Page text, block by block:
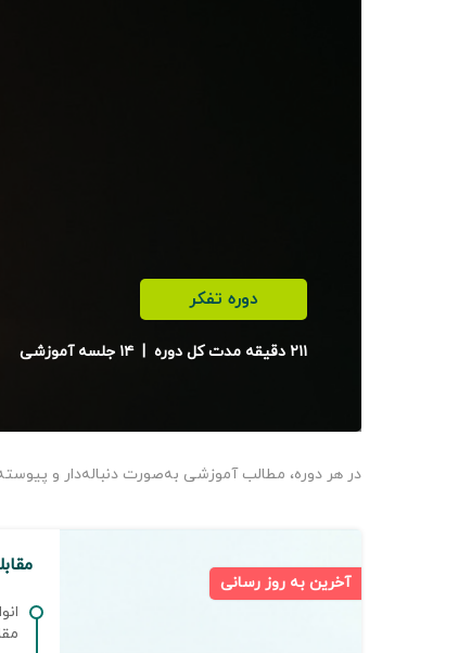
دوره تفکر
۲۱۱ دقیقه مدت کل دوره | ۱۴ جلسه آموزشی
در هر دوره، مطالب آموزشی به‌‌صورت دنباله‌دار و
آخرین به روز رسانی